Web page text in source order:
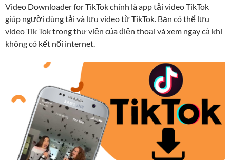
Video Downloader for TikTok chính là app tải video TikTok
giúp người dùng tải và lưu video từ TikTok. Bạn có thể lưu
video Tik Tok trong thư viện của điện thoại và xem ngay cả khi
không có kết nối internet.